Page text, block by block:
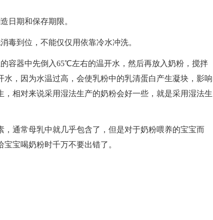
期和保存期限。
到位，不能仅仅用依靠冷水冲洗。
器中先倒入65℃左右的温开水，然后再放入奶粉，搅拌
，因为水温过高，会使乳粉中的乳清蛋白产生凝块，影响
相对来说采用湿法生产的奶粉会好一些，就是采用湿法生
通常母乳中就几乎包含了，但是对于奶粉喂养的宝宝而
宝喝奶粉时千万不要出错了。